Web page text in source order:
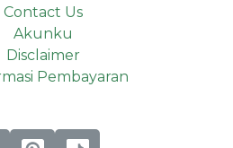
Contact Us
Akunku
Disclaimer
Pembayaran